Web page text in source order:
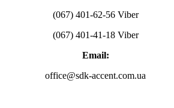
(067) 401-62-56 Viber
(067) 401-41-18 Viber
Email:
office@sdk-accent.com.ua